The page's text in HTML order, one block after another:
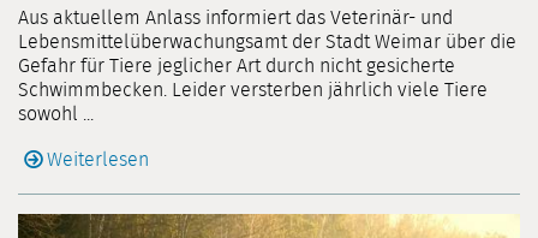
Aus aktuellem Anlass informiert das Veterinär- und
Lebensmittelüberwachungsamt der Stadt Weimar über die
Gefahr für Tiere jeglicher Art durch nicht gesicherte
Schwimmbecken. Leider versterben jährlich viele Tiere
sowohl ...
Weiterlesen